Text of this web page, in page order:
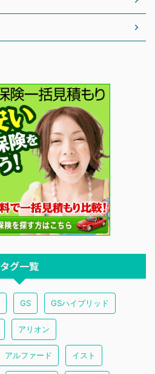
タグ一覧
GS GSハイブリッド
アリオン
アルファード イスト